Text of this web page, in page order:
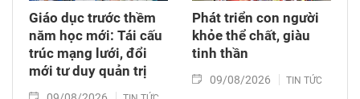
mới 2026 - 2027.
Giáo dục trước thềm
năm học mới: Tái cấu
trúc mạng lưới, đổi
mới tư duy quản trị
Phát triển con người
khỏe thể chất, giàu
tinh thần
09/08/2026 TIN TỨC